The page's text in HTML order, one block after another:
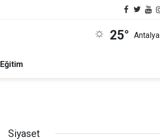
25° Antalya
Eğitim
Siyaset